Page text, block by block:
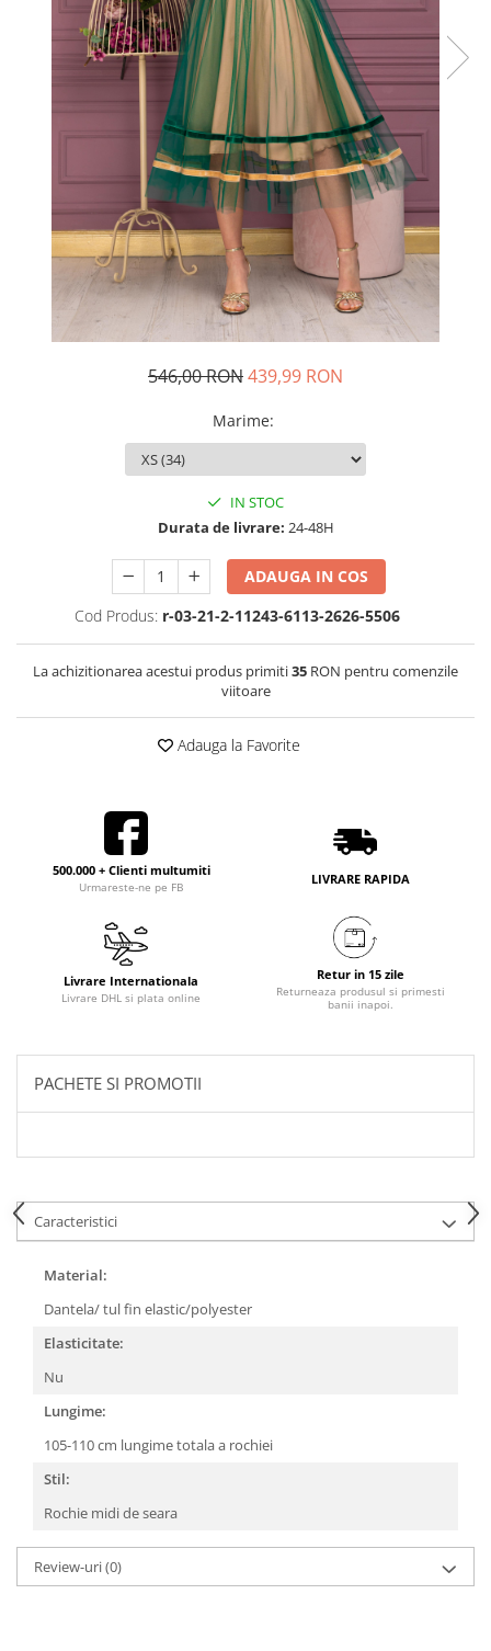
Rochii din dantela
Rochii din tafta
Rochii cu paiete
Rochii din catifea
Rochii din Barbie/Bistrech
Rochii din saten
Rochii voal
Rochii cu imprimeu
546,00 RON439,99 RON
Marime:
IN STOC
Durata de livrare: 24-48H
ADAUGA IN COS
Cod Produs: r-03-21-2-11243-6113-2626-5506
La achizitionarea acestui produs primiti35 RON pentru comenzile
viitoare
Adauga la Favorite
500.000 + Clienti multumiti
Urmareste-ne pe FB
LIVRARE RAPIDA
Livrare Internationala
Livrare DHL si plata online
Retur in 15 zile
Returneaza produsul si primesti
banii inapoi.
PACHETE SI PROMOTII
Caracteristici
Material:
Dantela/ tul fin elastic/polyester
Elasticitate:
Nu
Lungime:
105-110 cm lungime totala a rochiei
Stil:
Rochie midi de seara
Review-uri(0)